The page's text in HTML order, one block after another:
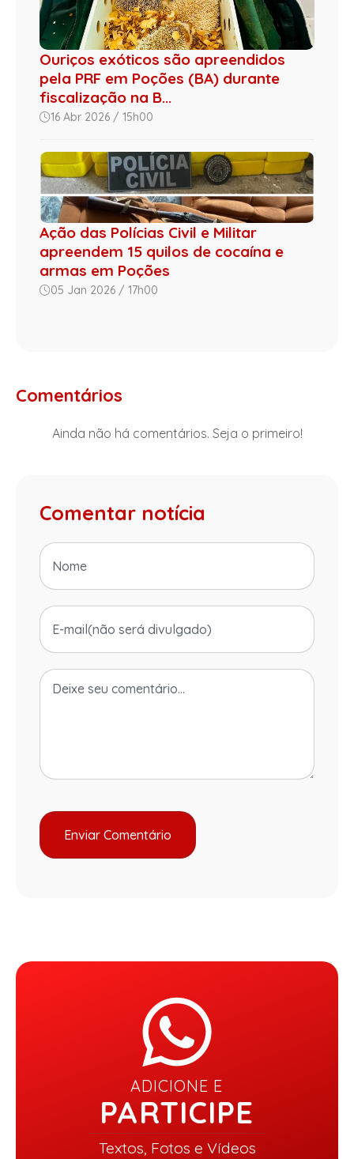
Ouriços exóticos são apreendidos
pela PRF em Poções (BA) durante
fiscalização na B...
16 Abr 2026 / 15h00
Ação das Polícias Civil e Militar
apreendem 15 quilos de cocaína e
armas em Poções
05 Jan 2026 / 17h00
Comentários
Ainda não há comentários. Seja o primeiro!
Comentar notícia
ADICIONE E
PARTICIPE
Textos, Fotos e Vídeos